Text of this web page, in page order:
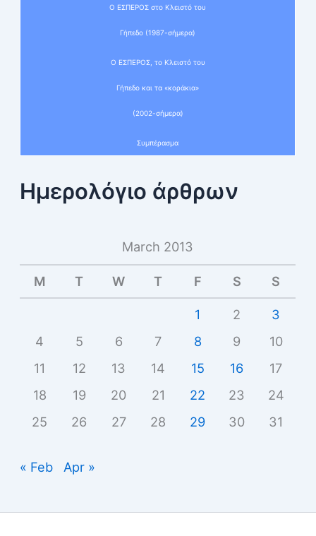
Ο ΕΣΠΕΡΟΣ στο Κλειστό του
Γήπεδο (1987-σήμερα)
Ο ΕΣΠΕΡΟΣ, το Κλειστό του
Γήπεδο και τα «κοράκια»
(2002-σήμερα)
Συμπέρασμα
Ημερολόγιο άρθρων
March 2013
M T W T F S S
1 2
3
4
5 6 7 8 9
10
11
12 13 14 15 16
17
18
19 20 21 22 23
24
25
26 27 28 29 30 31
« Feb Apr »